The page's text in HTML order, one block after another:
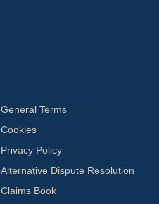
General Terms
Cookies
Privacy Policy
Alternative Dispute Resolution
Claims Book